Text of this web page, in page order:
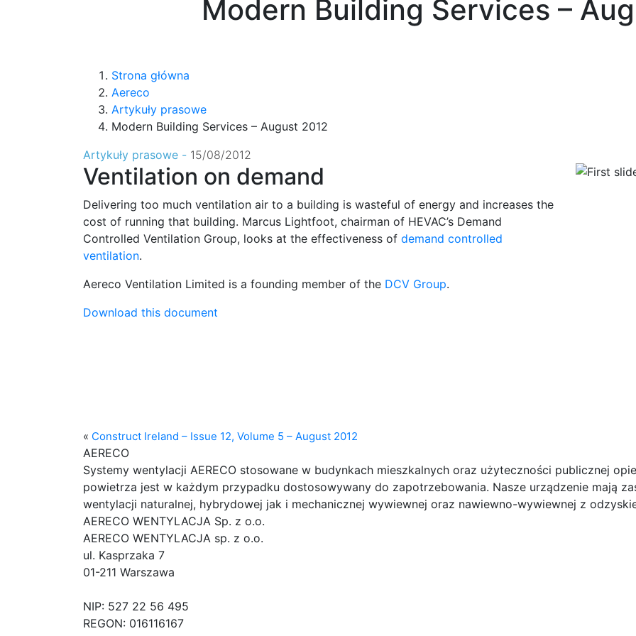
Modern Building Services –
Strona główna
Aereco
Artykuły prasowe
Modern Building Services – August 2012
Artykuły prasowe - 15/08/2012
Ventilation on demand
Delivering too much ventilation air to a building is wasteful of energy and increases the
cost of running that building. Marcus Lightfoot, chairman of HEVAC’s Demand
Controlled Ventilation Group, looks at the effectiveness of demand controlled
ventilation.
Aereco Ventilation Limited is a founding member of the DCV Group.
Download this document
« Construct Ireland – Issue 12, Volume 5 – August 2012
AERECO
Systemy wentylacji AERECO stosowane w budynkach mieszkalnych oraz użyteczności publicznej
powietrza jest w każdym przypadku dostosowywany do zapotrzebowania. Nasze urządzenie mają
wentylacji naturalnej, hybrydowej jak i mechanicznej wywiewnej oraz nawiewno-wywiewnej z
AERECO WENTYLACJA Sp. z o.o.
AERECO WENTYLACJA sp. z o.o.
ul. Kasprzaka 7
01-211 Warszawa
NIP: 527 22 56 495
REGON: 016116167